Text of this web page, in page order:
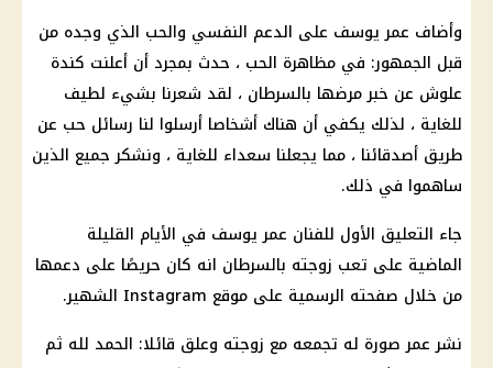
وأضاف عمر يوسف على الدعم النفسي والحب الذي وجده من
قبل الجمهور: في مظاهرة الحب ، حدث بمجرد أن أعلنت كندة
علوش عن خبر مرضها بالسرطان ، لقد شعرنا بشيء لطيف
للغاية ، لذلك يكفي أن هناك أشخاصا أرسلوا لنا رسائل حب عن
طريق أصدقائنا ، مما يجعلنا سعداء للغاية ، ونشكر جميع الذين
ساهموا في ذلك.
جاء التعليق الأول للفنان عمر يوسف في الأيام القليلة
الماضية على تعب زوجته بالسرطان انه كان حريصًا على دعمها
من خلال صفحته الرسمية على موقع Instagram الشهير.
نشر عمر صورة له تجمعه مع زوجته وعلق قائلا: الحمد لله ثم